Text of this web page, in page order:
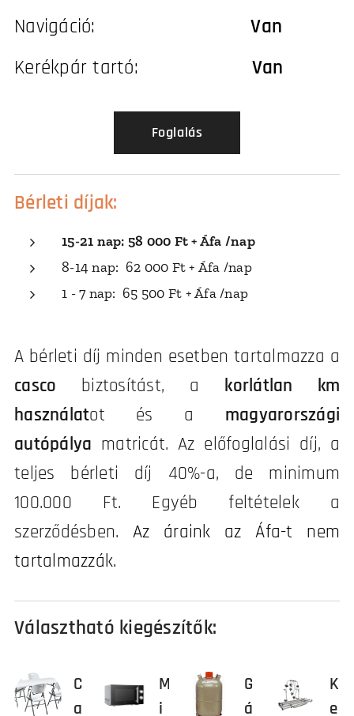
Navigáció:
Van
Kerékpár tartó: Van
Foglalás
Bérleti díjak:
15-21 nap: 58 000 Ft + Áfa /nap
8-14 nap: 62 000 Ft + Áfa /nap
1 - 7 nap: 65 500 Ft + Áfa /nap
A bérleti díj minden esetben tartalmazza a
casco biztosítást, a korlátlan km
használatot és a magyarországi
autópálya matricát. Az előfoglalási díj, a
teljes bérleti díj 40%-a, de minimum
100.000 Ft. Egyéb feltételek a
szerződésben. Az áraink az Áfa-t nem
tartalmazzák.
Választható kiegészítők:
C
a
M
i
G
á
K
e